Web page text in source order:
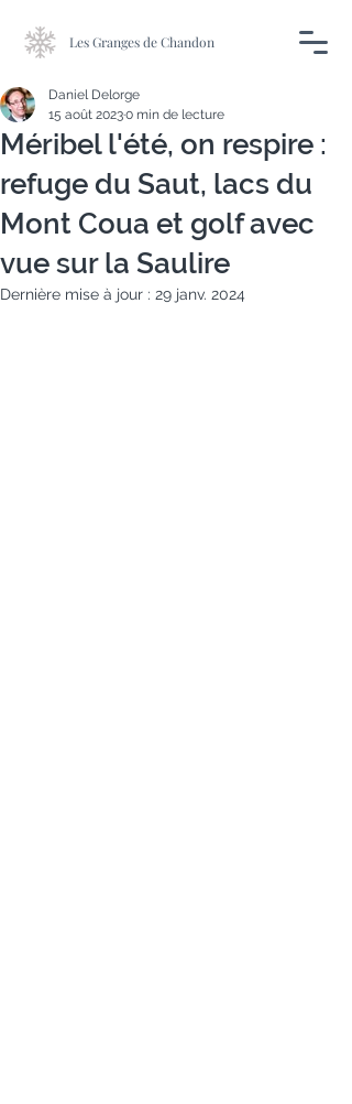
Les Granges de Chandon
Méribel l'été, on respire :
refuge du Saut, lacs du
Mont Coua et golf avec
vue sur la Saulire
Daniel Delorge
15 août 20230 min de lecture
Dernière mise à jour : 29 janv. 2024